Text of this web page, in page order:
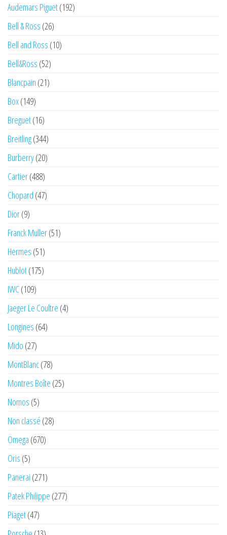
Audemars Piguet(192)
Bell & Ross (26)
Bell and Ross (10)
Bell&Ross (52)
Blancpain (21)
Box(149)
Breguet(16)
Breitling(344)
Burberry(20)
Cartier(488)
Chopard (47)
Dior(9)
Franck Muller(51)
Hermes (51)
Hublot(175)
IWC(109)
Jaeger Le Coultre (4)
Longines (64)
Mido (27)
MontBlanc(78)
Montres Boîte (25)
Nomos (5)
Non classé (28)
Omega (670)
Oris (5)
Panerai (271)
Patek Philippe (277)
Piaget(47)